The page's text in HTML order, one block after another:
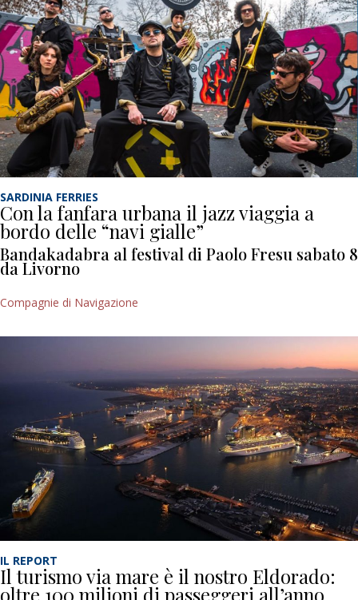
SARDINIA FERRIES
Con la fanfara urbana il jazz viaggia a
bordo delle “navi gialle”
Bandakadabra al festival di Paolo Fresu sabato 8
da Livorno
Compagnie di Navigazione
IL REPORT
Il turismo via mare è il nostro Eldorado:
oltre 100 milioni di passeggeri all’anno